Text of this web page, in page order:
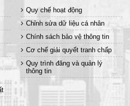
Quy chế hoạt động
Chỉnh sửa dữ liệu cá nhân
Chính sách bảo vệ thông tin
Cơ chế giải quyết tranh chấp
Quy trình đăng và quản lý
thông tin